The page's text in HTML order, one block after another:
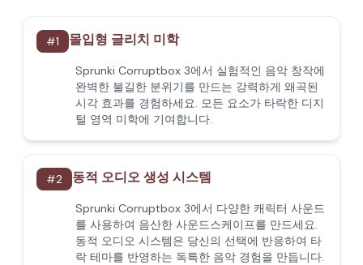
#1 몰입형 글리치 미학
Sprunki Corruptbox 3에서 실험적인 음악 창작에
완벽한 불길한 분위기를 만드는 강력하게 왜곡된
시각 효과를 경험하세요. 모든 요소가 타락한 디지
털 영역 미학에 기여합니다.
#2 동적 오디오 생성 시스템
Sprunki Corruptbox 3에서 다양한 캐릭터 사운드
를 사용하여 음산한 사운드스케이프를 만드세요.
동적 오디오 시스템은 당신의 선택에 반응하여 타
락 테마를 반영하는 독특한 음악 경험을 만듭니다.